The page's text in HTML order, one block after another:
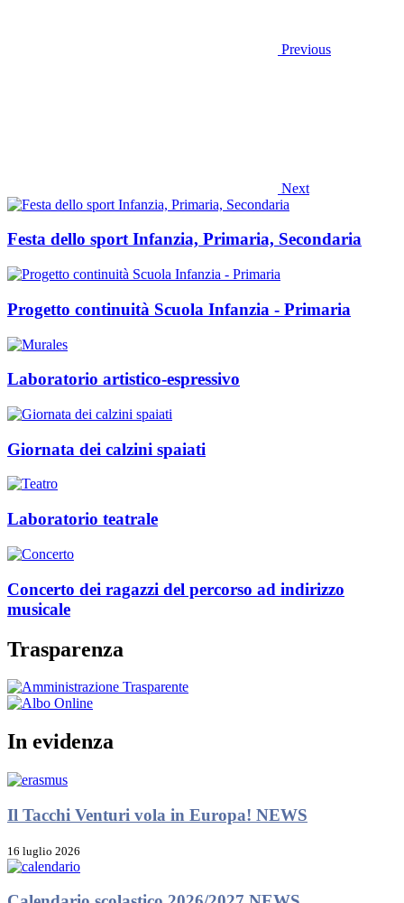
Previous
Next
Festa dello sport Infanzia, Primaria, Secondaria
Progetto continuità Scuola Infanzia - Primaria
Laboratorio artistico-espressivo
Giornata dei calzini spaiati
Laboratorio teatrale
Concerto dei ragazzi del percorso ad indirizzo
musicale
Trasparenza
In evidenza
Il Tacchi Venturi vola in Europa! NEWS
16 luglio 2026